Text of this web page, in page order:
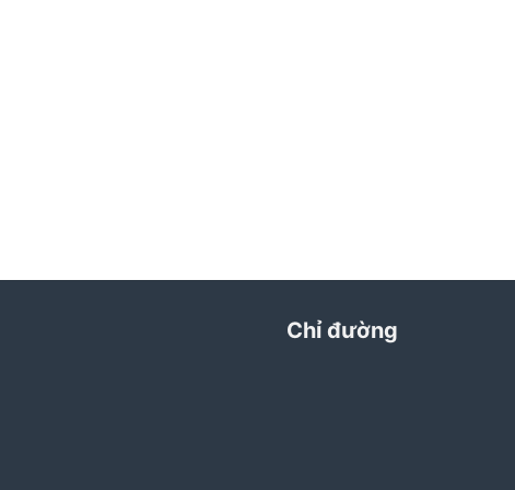
Chỉ đường